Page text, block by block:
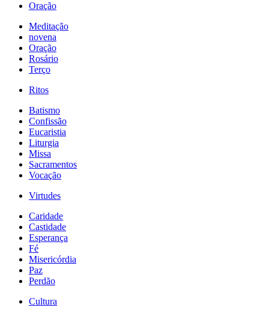
Oração
Meditação
novena
Oração
Rosário
Terço
Ritos
Batismo
Confissão
Eucaristia
Liturgia
Missa
Sacramentos
Vocação
Virtudes
Caridade
Castidade
Esperança
Fé
Misericórdia
Paz
Perdão
Cultura